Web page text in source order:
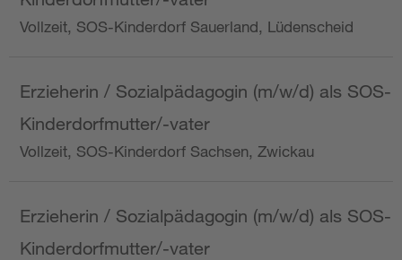
Vollzeit, SOS-Kinderdorf Sauerland, Lüdenscheid
Erzieherin / Sozialpädagogin (m/w/d) als SOS-
Kinderdorfmutter/-vater
Vollzeit, SOS-Kinderdorf Sachsen, Zwickau
Erzieherin / Sozialpädagogin (m/w/d) als SOS-
Kinderdorfmutter/-vater